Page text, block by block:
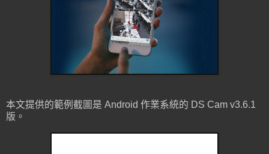
本文提供的範例截圖是 Android 作業系統的 DS Cam v3.6.1
版。